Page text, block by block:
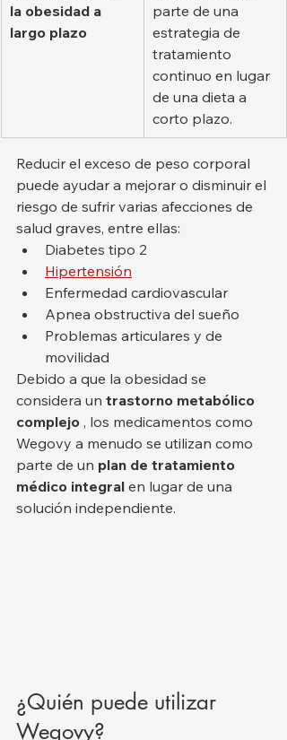
la obesidad a
largo plazo
parte de una
estrategia de
tratamiento
continuo en lugar
de una dieta a
corto plazo.
Reducir el exceso de peso corporal
puede ayudar a mejorar o disminuir el
riesgo de sufrir varias afecciones de
salud graves, entre ellas:
Diabetes tipo 2
Hipertensión
Enfermedad cardiovascular
Apnea obstructiva del sueño
Problemas articulares y de
movilidad
Debido a que la obesidad se
considera un trastorno metabólico
complejo , los medicamentos como
Wegovy a menudo se utilizan como
parte de un plan de tratamiento
médico integral en lugar de una
solución independiente.
¿Quién puede utilizar
Wegovy?